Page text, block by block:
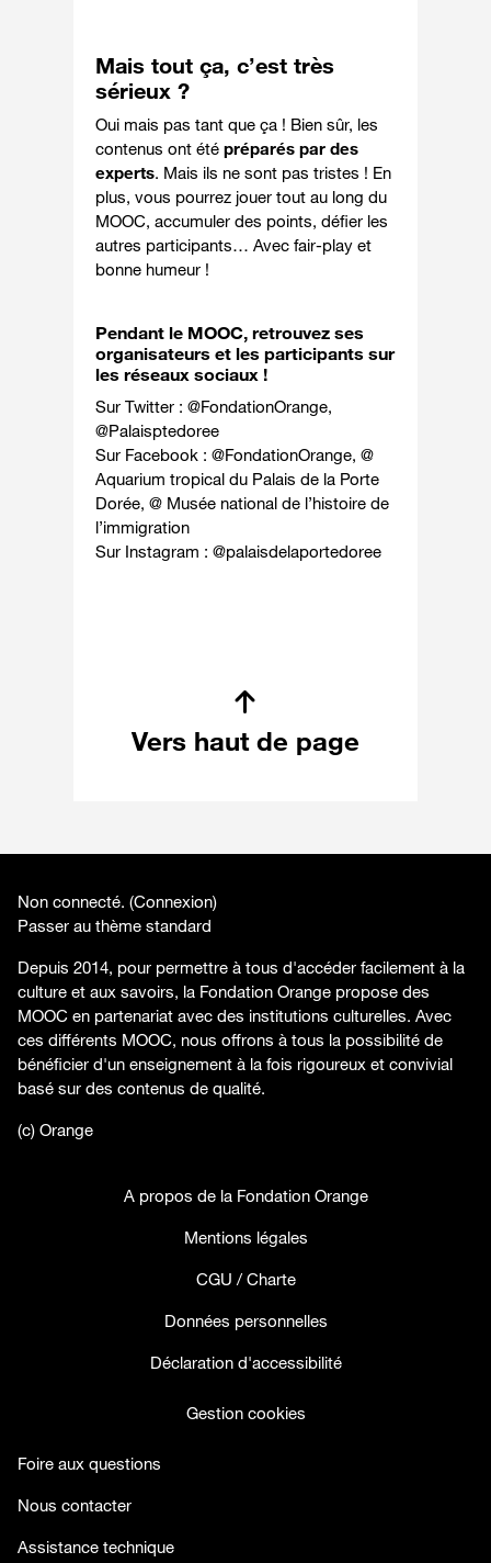
Mais tout ça, c’est très
sérieux ?
Oui mais pas tant que ça ! Bien sûr, les
contenus ont étépréparés par des
experts. Mais ils ne sont pas tristes ! En
plus, vous pourrez jouer tout au long du
MOOC, accumuler des points, défier les
autres participants…Avec fair-play et
bonne humeur !
Pendant le MOOC, retrouvez ses
organisateurs et les participants sur
les réseaux sociaux !
Sur Twitter : @FondationOrange,
@Palaisptedoree
Sur Facebook : @FondationOrange, @
Aquarium tropical du Palais de la Porte
Dorée, @ Musée national de l’histoire de
l’immigration
Sur Instagram : @palaisdelaportedoree
Vers haut de page
Non connecté. (Connexion)
Passer au thème standard
Depuis 2014, pour permettre à tous d'accéder facilement à la
culture et aux savoirs, la Fondation Orange propose des
MOOC en partenariat avec des institutions culturelles. Avec
ces différents MOOC, nous offrons à tous la possibilité de
bénéficier d'un enseignement à la fois rigoureux et convivial
basé sur des contenus de qualité.
(c) Orange
A propos de la Fondation Orange
Mentions légales
CGU / Charte
Données personnelles
Déclaration d'accessibilité
Gestion cookies
Foire aux questions
Nous contacter
Assistance technique